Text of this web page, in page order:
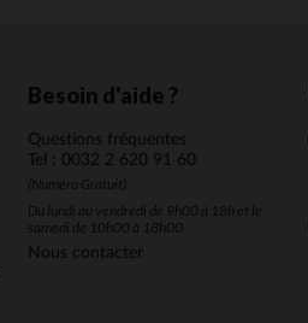
Besoin d'aide ?
Questions fréquentes
Tel : 0032 2 620 91 60
(Numéro Gratuit)
Du lundi au vendredi de 9h00 à 18h et le
samedi de 10h00 à 18h00
Nous contacter